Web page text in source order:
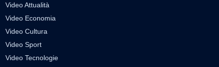
Video Attualità
Video Economia
Video Cultura
Video Sport
Video Tecnologie